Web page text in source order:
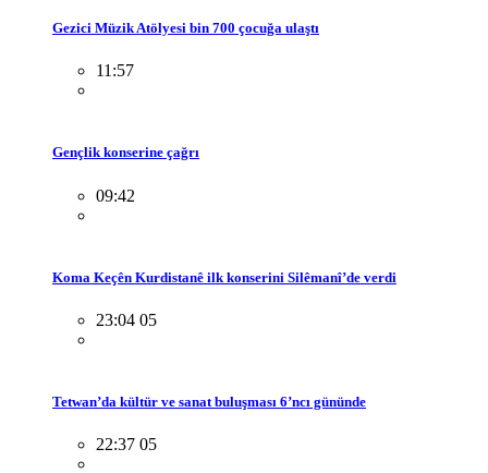
Gezici Müzik Atölyesi bin 700 çocuğa ulaştı
11:57
Gençlik konserine çağrı
09:42
Koma Keçên Kurdistanê ilk konserini Silêmanî’de verdi
23:04 05
Tetwan’da kültür ve sanat buluşması 6’ncı gününde
22:37 05